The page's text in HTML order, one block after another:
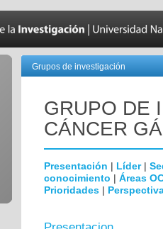
Grupos de investigación
GRUPO DE
CÁNCER
Presentación | Líder|
conocimiento | Áreas
Prioridades |